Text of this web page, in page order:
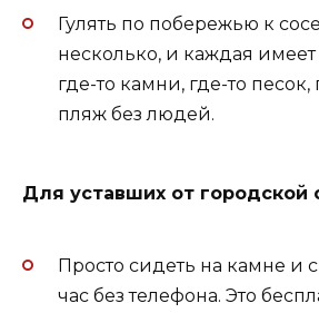
Гулять по побережью к
несколько, и каждая имеет
где-то камни, где-то
пляж без людей.
Для уставших от городской
Просто сидеть на камне и
час без телефона. Это